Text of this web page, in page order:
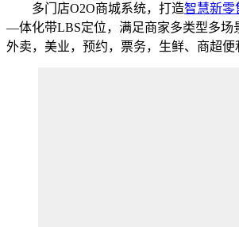
多门店O2O商城系统，打造智慧新零
—体化带LBS定位，满足商家多类型多场
外卖，美业，预约，票务，生鲜、商超便